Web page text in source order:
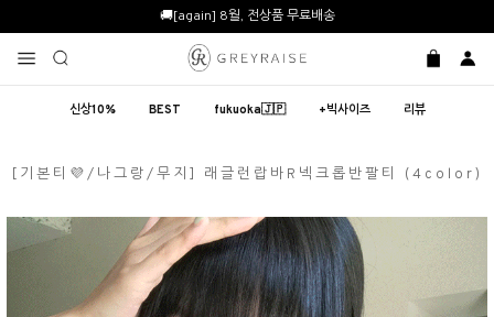
🚚[again] 8월, 전상품 무료배송
신상10% BEST fukuoka🇯🇵 +빅사이즈 리뷰
[기본티💜/나그랑/무지] 래글런랍바R넥크롭반팔티 (4color)